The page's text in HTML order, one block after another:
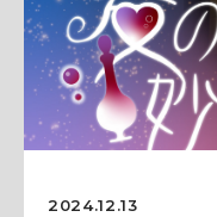
2024.12.13